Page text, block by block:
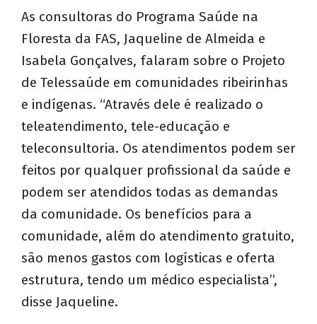
As consultoras do Programa Saúde na
Floresta da FAS, Jaqueline de Almeida e
Isabela Gonçalves, falaram sobre o Projeto
de Telessaúde em comunidades ribeirinhas
e indígenas. “Através dele é realizado o
teleatendimento, tele-educação e
teleconsultoria. Os atendimentos podem ser
feitos por qualquer profissional da saúde e
podem ser atendidos todas as demandas
da comunidade. Os benefícios para a
comunidade, além do atendimento gratuito,
são menos gastos com logísticas e oferta
estrutura, tendo um médico especialista”,
disse Jaqueline.